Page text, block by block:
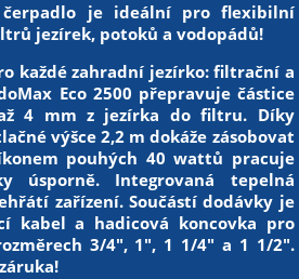
čerpadlo je ideální pro flexibilní
jezírek, potoků a vodopádů!
každé zahradní jezírko: filtrační a
Eco 2500 přepravuje částice
4 mm z jezírka do filtru. Díky
výšce 2,2 m dokáže zásobovat
pouhých 40 wattů pracuje
úsporně. Integrovaná tepelná
zařízení. Součástí dodávky je
kabel a hadicová koncovka pro
3/4", 1", 1 1/4" a 1 1/2".